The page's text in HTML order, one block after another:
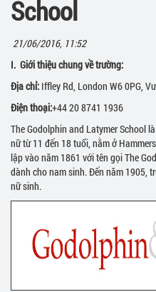
School
21/06/2016, 11:52
I. Giới thiệu chung về trường:
Địa chỉ: Iffley Rd, London W6 0PG,
Điện thoại:+44 20 8741 1936
The Godolphin and Latymer School
nữ từ 11 đến 18 tuổi, nằm ở
lập vào năm 1861 với tên gọi The
dành cho nam sinh. Đến năm 1905,
nữ sinh.